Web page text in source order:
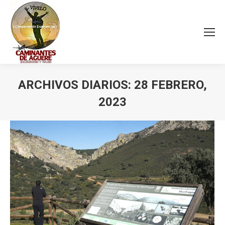
ARCHIVOS DIARIOS: 28 FEBRERO,
2023